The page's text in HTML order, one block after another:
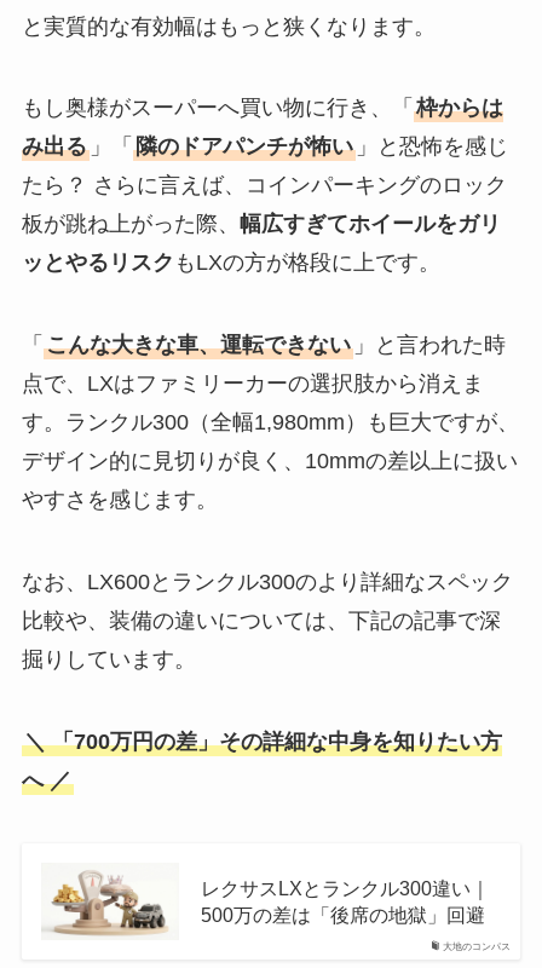
と実質的な有効幅はもっと狭くなります。
もし奥様がスーパーへ買い物に行き、「 枠からは
み出る」「 隣のドアパンチが怖い」と恐怖を感じ
たら？ さらに言えば、コインパーキングのロック
板が跳ね上がった際、 幅広すぎてホイールをガリ
ッとやるリスク もLXの方が格段に上です。
「 こんな大きな車、運転できない」と言われた時
点で、LXはファミリーカーの選択肢から消えま
す。ランクル300（全幅1,980mm）も巨大ですが、
デザイン的に見切りが良く、10mmの差以上に扱い
やすさを感じます。
なお、LX600とランクル300のより詳細なスペック
比較や、装備の違いについては、下記の記事で深
掘りしています。
＼ 「700万円の差」その詳細な中身を知りたい方
へ ／
大地のコンパス
レクサスLXとランクル300違い｜
500万の差は「後席の地獄」回避